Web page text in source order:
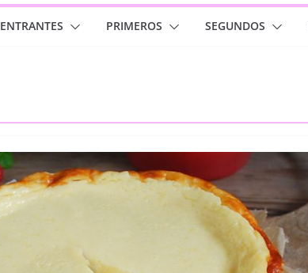
ENTRANTES PRIMEROS SEGUNDOS